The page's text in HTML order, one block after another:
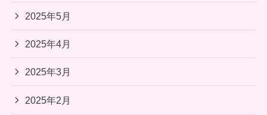
2025年5月
2025年4月
2025年3月
2025年2月